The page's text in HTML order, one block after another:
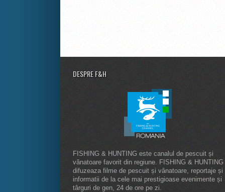
DESPRE F&H
FISHING & HUNTING este canalul de pescuit și
vânatoare favorit din regiune. FISHING & HUNTING
difuzeaza filme de pescuit și vânatoare, reportaje și
informatii de la cele mai prestigioase evenimente și
târguri de gen, 24 de ore pe zi.